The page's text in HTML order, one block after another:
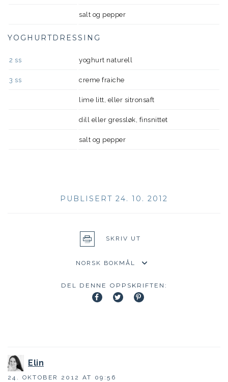
salt og pepper
YOGHURTDRESSING
2 ss yoghurt naturell
3 ss creme fraiche
lime litt, eller sitronsaft
dill eller gressløk, finsnittet
salt og pepper
PUBLISERT 24. 10. 2012
SKRIV UT
DEL DENNE OPPSKRIFTEN:
Elin
24. OKTOBER 2012 AT 09:56